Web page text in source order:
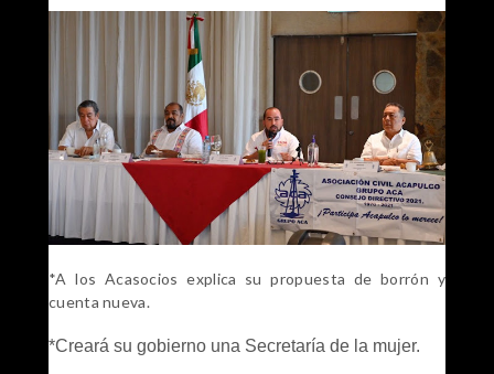
*A los Acasocios explica su propuesta de borrón y
cuenta nueva.
*Creará su gobierno una Secretaría de la mujer.